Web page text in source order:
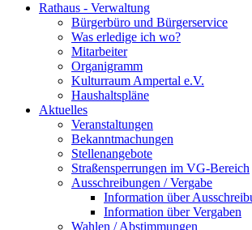
Rathaus - Verwaltung
Bürgerbüro und Bürgerservice
Was erledige ich wo?
Mitarbeiter
Organigramm
Kulturraum Ampertal e.V.
Haushaltspläne
Aktuelles
Veranstaltungen
Bekanntmachungen
Stellenangebote
Straßensperrungen im VG-Bereich
Ausschreibungen / Vergabe
Information über
Information über Vergaben
Wahlen / Abstimmungen